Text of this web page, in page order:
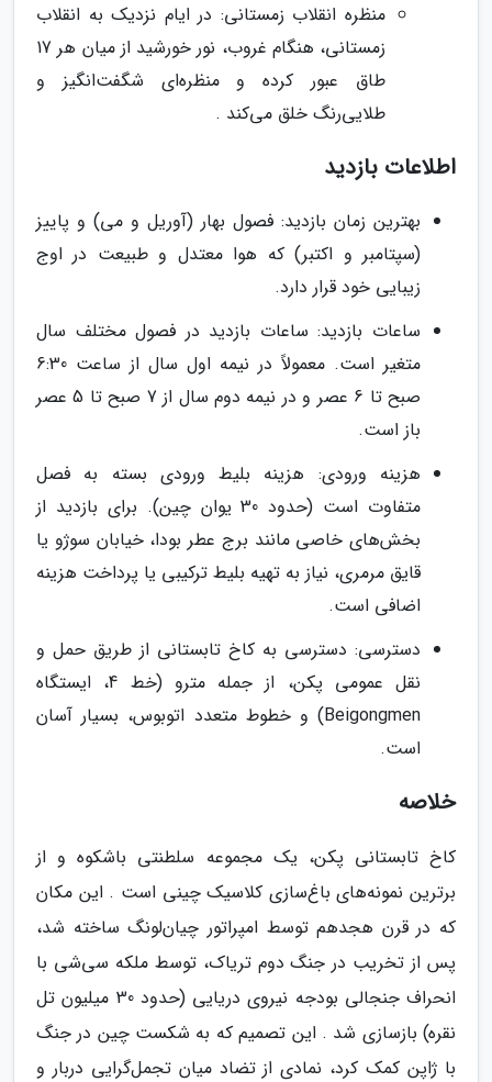
منظره انقلاب زمستانی: در ایام نزدیک به انقلاب
زمستانی، هنگام غروب، نور خورشید از میان هر 17
طاق عبور کرده و منظره‌ای شگفت‌انگیز و
طلایی‌رنگ خلق می‌کند .
اطلاعات بازدید
بهترین زمان بازدید: فصول بهار (آوریل و می) و پاییز
(سپتامبر و اکتبر) که هوا معتدل و طبیعت در اوج
زیبایی خود قرار دارد.
ساعات بازدید: ساعات بازدید در فصول مختلف سال
متغیر است. معمولاً در نیمه اول سال از ساعت 6:30
صبح تا 6 عصر و در نیمه دوم سال از 7 صبح تا 5 عصر
باز است.
هزینه ورودی: هزینه بلیط ورودی بسته به فصل
متفاوت است (حدود 30 یوان چین). برای بازدید از
بخش‌های خاصی مانند برج عطر بودا، خیابان سوژو یا
قایق مرمری، نیاز به تهیه بلیط ترکیبی یا پرداخت هزینه
اضافی است.
دسترسی: دسترسی به کاخ تابستانی از طریق حمل و
نقل عمومی پکن، از جمله مترو (خط 4، ایستگاه
Beigongmen) و خطوط متعدد اتوبوس، بسیار آسان
است.
خلاصه
کاخ تابستانی پکن، یک مجموعه سلطنتی باشکوه و از
برترین نمونه‌های باغ‌سازی کلاسیک چینی است . این مکان
که در قرن هجدهم توسط امپراتور چیان‌لونگ ساخته شد،
پس از تخریب در جنگ دوم تریاک، توسط ملکه سی‌شی با
انحراف جنجالی بودجه نیروی دریایی (حدود 30 میلیون تل
نقره) بازسازی شد . این تصمیم که به شکست چین در جنگ
با ژاپن کمک کرد، نمادی از تضاد میان تجمل‌گرایی دربار و